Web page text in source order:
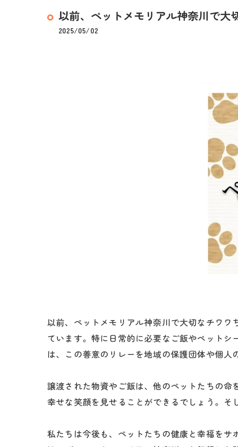
以前、ペットメモリアル神奈川で大
2025/05/02
以前、ペットメモリアル神奈川で大切なチワ
ています。特に日常的に必要なご飯やペット
は、この善意のリレーを地域の保護団体や個人
譲渡された物資やご飯は、他のペットたちの
幸せな笑顔を見せることができるでしょう。そ
私たちは今後も、ペットたちの健康と幸福を